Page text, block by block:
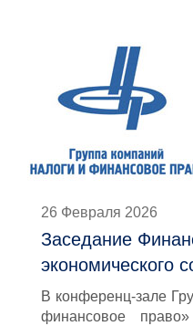
26 Февраля 2026
Заседание
экономического
В конференц-зале
финансовое